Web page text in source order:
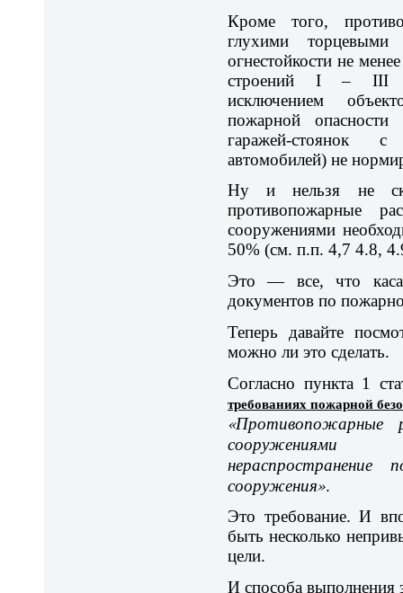
Кроме того,
глухими
огнестойкости не
строений I – III
исключением
пожарной
гаражей-стоянок
автомобилей) не
Ну и нельзя не
противопожарные
сооружениями
50% (см. п.п. 4,7 4.8,
Это — все, что
документов по
Теперь давайте
можно ли это сделать.
Согласно пункта 1
требованиях пожарной
«Противопожарные
сооружениями
сооружения».
Это требование. И
быть несколько
цели.
И способа выполнения